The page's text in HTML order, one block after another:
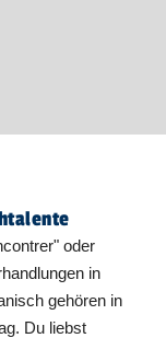
oder
in
gehören in
Du liebst